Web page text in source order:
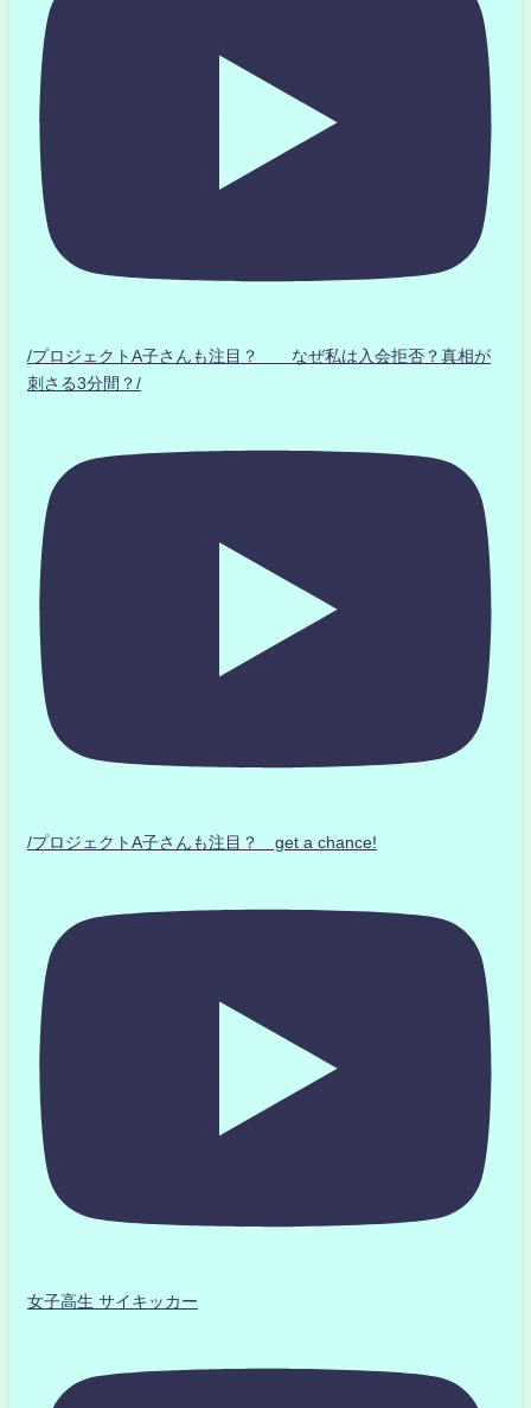
/プロジェクトA子さんも注目？ なぜ私は入会拒否？真相が
刺さる3分間？/
/プロジェクトA子さんも注目？ get a chance!
女子高生 サイキッカー